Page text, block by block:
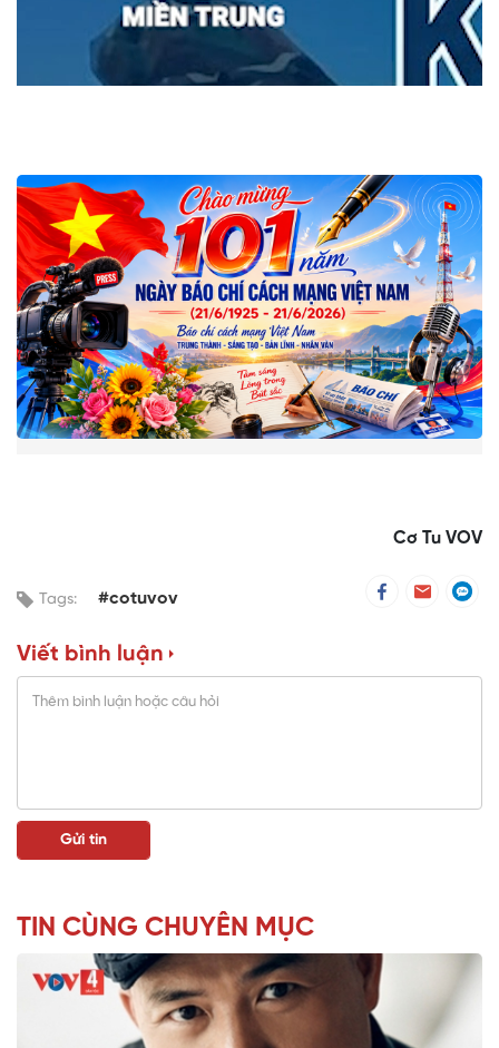
Video
Cơ Tu VOV
Tags: #cotuvov
Viết bình luận
TIN CÙNG CHUYÊN MỤC